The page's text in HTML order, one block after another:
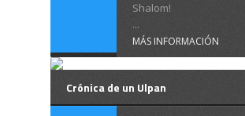
Shalom!
...
MÁS INFORMACIÓN
Crónica de un Ulpan